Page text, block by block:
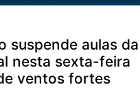
suspende aulas da
nesta sexta-feira
ventos fortes